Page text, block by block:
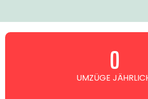
UMZÜGE0